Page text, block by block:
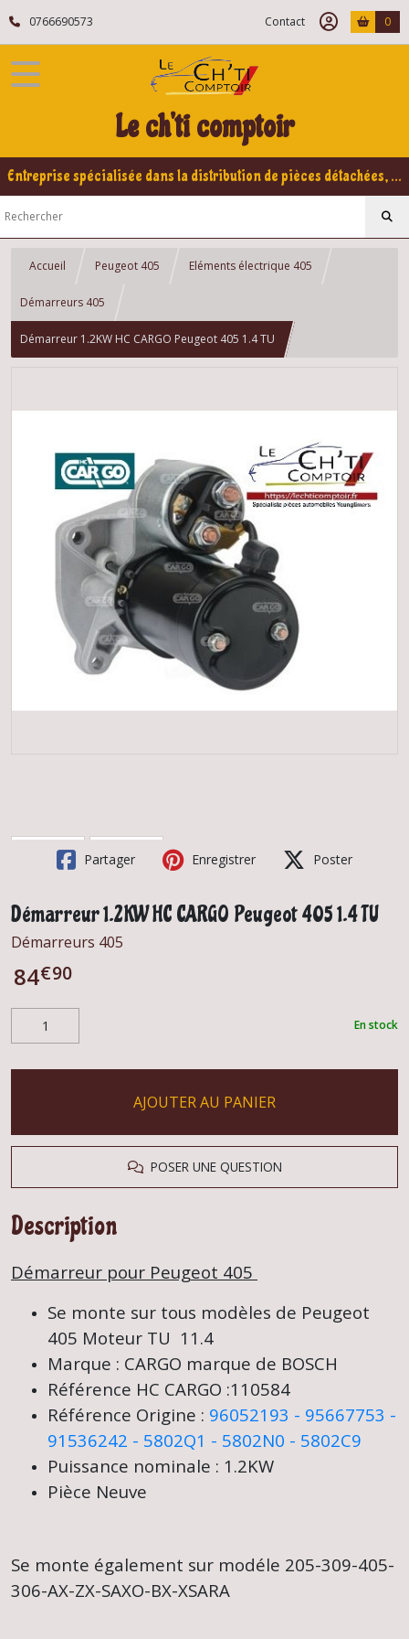
0766690573 Contact 0
Le ch'ti comptoir
Entreprise spécialisée dans la distribution de pièces détachées, refabrication pour voitures Yountimers Peugeot 205 GTI, 309 GTI - GTI16
Accueil Peugeot 405 Eléments électrique 405
Démarreurs 405
Démarreur 1.2KW HC CARGO Peugeot 405 1.4 TU
Partager Enregistrer Poster
Démarreur 1.2KW HC CARGO Peugeot 405 1.4 TU
Démarreurs 405
84€90
En stock
AJOUTER AU PANIER
POSER UNE QUESTION
Description
Démarreur pour Peugeot 405
Se monte sur tous modèles de Peugeot
405 Moteur TU 11.4
Marque : CARGO marque de BOSCH
Référence HC CARGO :110584
Référence Origine : 96052193 - 95667753 -
91536242 - 5802Q1 - 5802N0 - 5802C9
Puissance nominale : 1.2KW
Pièce Neuve
Se monte également sur modéle 205-309-405-
306-AX-ZX-SAXO-BX-XSARA